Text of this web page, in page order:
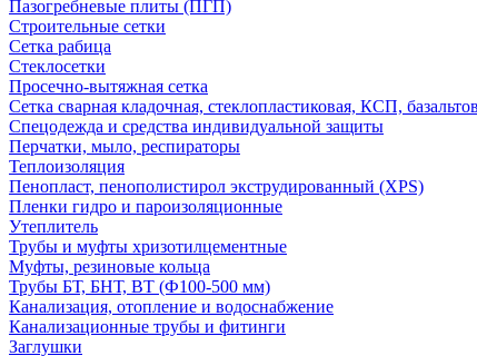
Пазогребневые плиты (ПГП)
Строительные сетки
Сетка рабица
Стеклосетки
Просечно-вытяжная сетка
Сетка сварная кладочная, стеклопластиковая, КСП,
Спецодежда и средства индивидуальной защиты
Перчатки, мыло, респираторы
Теплоизоляция
Пенопласт, пенополистирол экструдированный (XPS)
Пленки гидро и пароизоляционные
Утеплитель
Трубы и муфты хризотилцементные
Муфты, резиновые кольца
Трубы БТ, БНТ, ВТ (Ф100-500 мм)
Канализация, отопление и водоснабжение
Канализационные трубы и фитинги
Заглушки